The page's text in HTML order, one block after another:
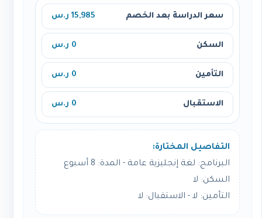
سعر الدراسة بعد الخصم 15,985 ر.س
السكن 0 ر.س
التأمين 0 ر.س
الاستقبال 0 ر.س
التفاصيل المختارة:
البرنامج: لغة إنجليزية عامة - المدة: 8 أسبوع
السكن: لا
التأمين: لا - الاستقبال: لا